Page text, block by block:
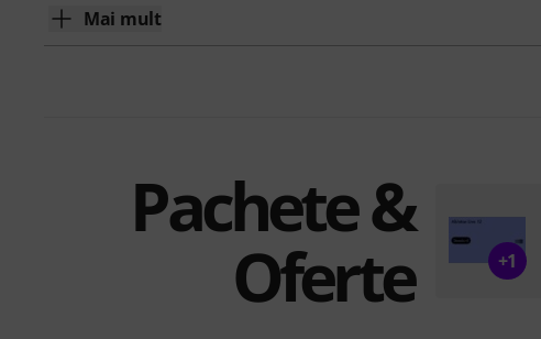
Mai mult
Pachete &
Oferte +1